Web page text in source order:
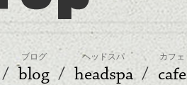
ブログ
blog
ヘッドスパ
headspa
カフェ
cafe